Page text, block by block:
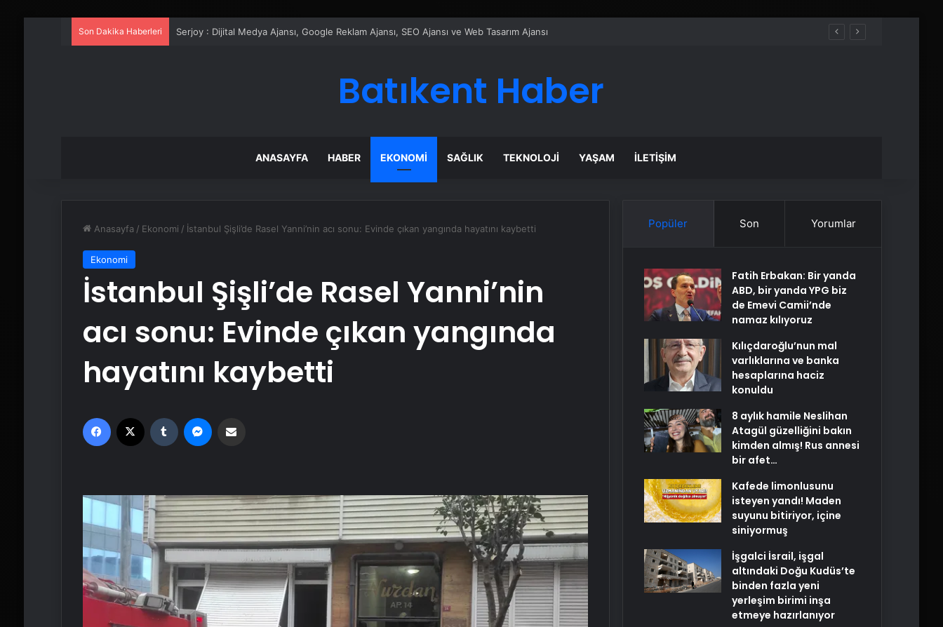
Son Dakika Haberleri UETDS Nedir ? Uetds.com İle Akıllı Dijital Taşımacılık Yazılımı
Batıkent Haber
ANASAYFA HABER EKONOMI SAĞLIK TEKNOLOJI YAŞAM İLETIŞIM
Anasayfa / Ekonomi / İstanbul Şişli’de Rasel Yanni’nin acı sonu: Evinde çıkan yangında hayatını kaybetti
Ekonomi
İstanbul Şişli’de Rasel Yanni’nin
acı sonu: Evinde çıkan yangında
hayatını kaybetti
Facebook Tumblr
Popüler Son Yorumlar
Fatih Erbakan: Bir yanda
ABD, bir yanda YPG biz
de Emevi Camii’nde
namaz kılıyoruz
Kılıçdaroğlu’nun mal
varlıklarına ve banka
hesaplarına haciz
konuldu
8 aylık hamile Neslihan
Atagül güzelliğini bakın
kimden almış! Rus annesi
bir afet…
Kafede limonlusunu
isteyen yandı! Maden
suyunu bitiriyor, içine
siniyormuş
İşgalci İsrail, işgal
altındaki Doğu Kudüs’te
binden fazla yeni
yerleşim birimi inşa
etmeye hazırlanıyor